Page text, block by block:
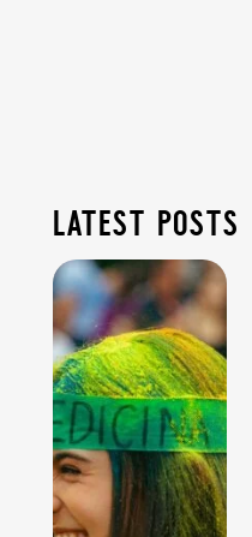
latest posts